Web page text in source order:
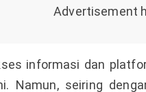
informasi dan
Namun, seiring